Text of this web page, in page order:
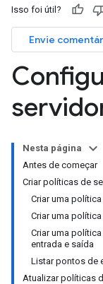
Isso foi útil?
Envie
Nesta página
Antes de começar
Criar políticas de
Criar uma
Criar uma
Criar uma
entrada e saída
Listar pontos de
Atualizar políticas